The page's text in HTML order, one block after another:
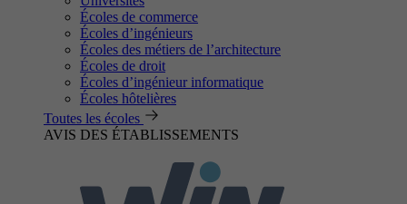
Écoles de commerce
Écoles d’ingénieurs
Écoles des métiers de l’architecture
Écoles de droit
Écoles d’ingénieur informatique
Écoles hôtelières
Toutes les écoles
AVIS DES ÉTABLISSEMENTS